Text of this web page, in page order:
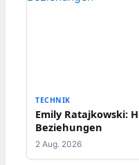
TECHNIK
Emily Ratajkowski:
Beziehungen
2 Aug. 2026